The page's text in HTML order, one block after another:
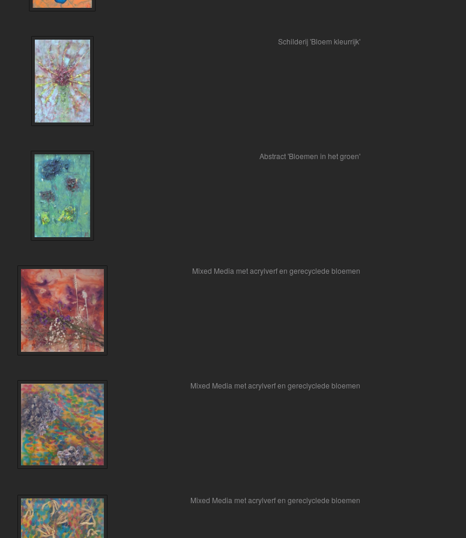
Schilderij 'Bloem kleurrijk'
Abstract 'Bloemen in het groen'
Mixed Media met acrylverf en gerecyclede bloemen
Mixed Media met acrylverf en gereclyclede bloemen
Mixed Media met acrylverf en gereclyclede bloemen